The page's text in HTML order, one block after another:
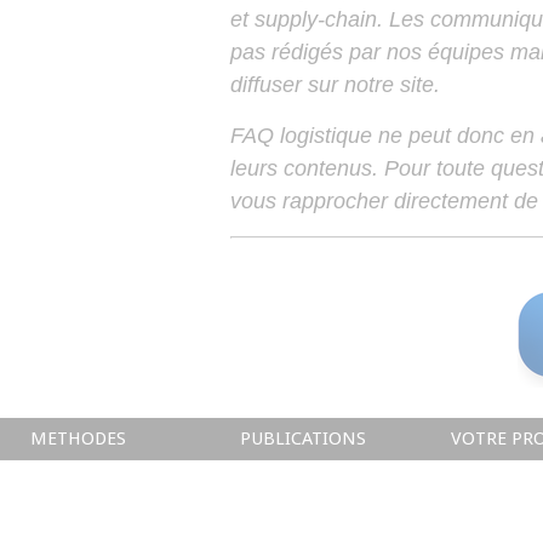
et supply-chain. Les
pas rédigés par nos équipes
diffuser sur notre site.
FAQ logistique ne peut donc
leurs contenus. Pour toute
vous rapprocher directement
METHODES PUBLICATIONS VOTRE